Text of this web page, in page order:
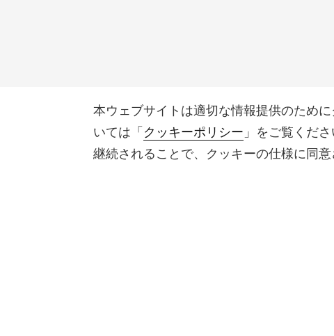
本ウェブサイトは適切な情報提供のため
いては「 クッキーポリシー 」をご覧くだ
継続されることで、クッキーの仕様に同意